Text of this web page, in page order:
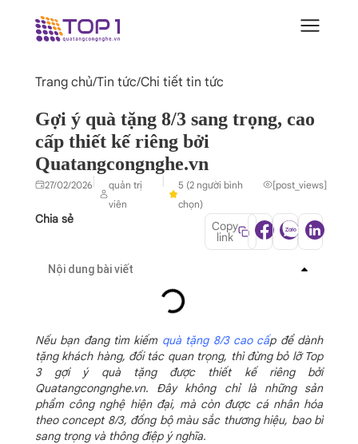
Trang chủ/Tin tức/Chi tiết tin tức
Gợi ý quà tặng 8/3 sang trọng, cao
cấp thiết kế riêng bởi
Quatangcongnghe.vn
27/02/2026|
quản trị
viên
|
5 (2 người bình
chọn)
[post_views]
Chia sẻ Copy
link
Nội dung bài viết
Nếu bạn đang tìm kiếm quà tặng 8/3 cao cấp để dành
tặng khách hàng, đối tác quan trọng, thì đừng bỏ lỡ Top
3 gợi ý quà tặng được thiết kế riêng bởi
Quatangcongnghe.vn. Đây không chỉ là những sản
phẩm công nghệ hiện đại, mà còn được cá nhân hóa
theo concept 8/3, đồng bộ màu sắc thương hiệu, bao bì
sang trọng và thông điệp ý nghĩa.